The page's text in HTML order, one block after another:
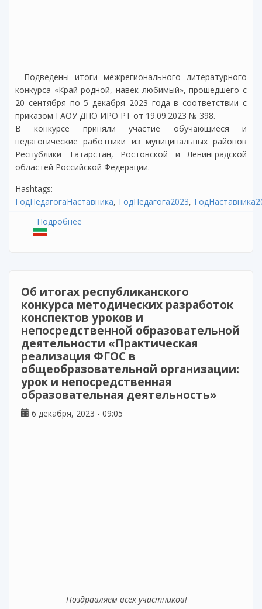
Подведены итоги межрегионального литературного
конкурса «Край родной, навек любимый», прошедшего с
20 сентября по 5 декабря 2023 года в соответствии с
приказом ГАОУ ДПО ИРО РТ от 19.09.2023 № 398.
В конкурсе приняли участие обучающиеся и
педагогические работники из муниципальных районов
Республики Татарстан, Ростовской и Ленинградской
областей Российской Федерации.
Hashtags:
ГодПедагогаНаставника ГодПедагога2023
Подробнее
Об итогах республиканского
конкурса методических разработок
конспектов уроков и
непосредственной образовательной
деятельности «Практическая
реализация ФГОС в
общеобразовательной организации:
урок и непосредственная
образовательная деятельность»
6 декабря, 2023 - 09:05
Поздравляем всех участников!